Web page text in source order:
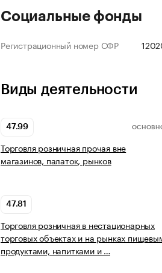
Социальные фонды
Регистрационный номер СФР
Виды деятельности
47.99
Торговля розничная прочая вне
магазинов, палаток, рынков
47.81
Торговля розничная в нестационарных
торговых объектах и на рынках
продуктами, напитками и …